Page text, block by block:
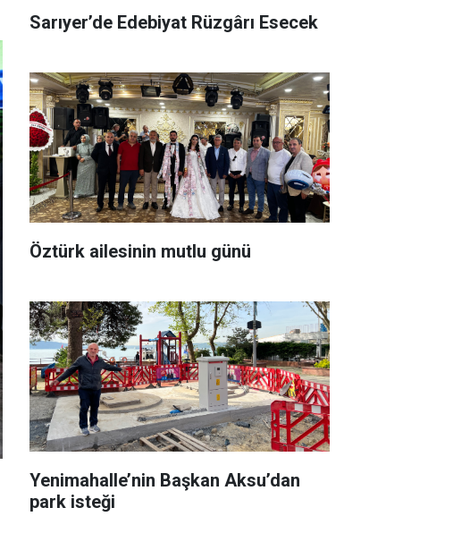
Sarıyer’de Edebiyat Rüzgârı Esecek
Öztürk ailesinin mutlu günü
Yenimahalle’nin Başkan Aksu’dan
park isteği